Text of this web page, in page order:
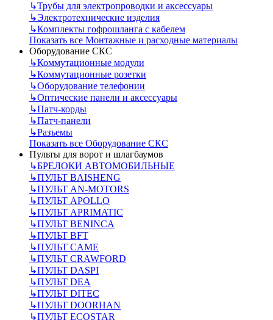
↳Трубы для электропроводки и аксессуары
↳Электротехнические изделия
↳Комплекты гофрошланга с кабелем
Показать все Монтажные и расходные материалы
Оборудование СКС
↳Коммутационные модули
↳Коммутационные розетки
↳Оборудование телефонии
↳Оптические панели и аксессуары
↳Патч-корды
↳Патч-панели
↳Разъемы
Показать все Оборудование СКС
Пульты для ворот и шлагбаумов
↳БРЕЛОКИ АВТОМОБИЛЬНЫЕ
↳ПУЛЬТ BAISHENG
↳ПУЛЬТ AN-MOTORS
↳ПУЛЬТ APOLLO
↳ПУЛЬТ APRIMATIC
↳ПУЛЬТ BENINCA
↳ПУЛЬТ BFT
↳ПУЛЬТ CAME
↳ПУЛЬТ CRAWFORD
↳ПУЛЬТ DASPI
↳ПУЛЬТ DEA
↳ПУЛЬТ DITEC
↳ПУЛЬТ DOORHAN
↳ПУЛЬТ ECOSTAR